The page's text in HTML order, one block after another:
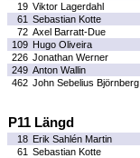
19 Viktor Lagerdahl
61 Sebastian Kotte
72 Axel Barratt-Due
109 Hugo Oliveira
226 Jonathan Werner
249 Anton Wallin
462 John Sebelius Björnberg
P11 Längd
18 Erik Sahlén Martin
61 Sebastian Kotte